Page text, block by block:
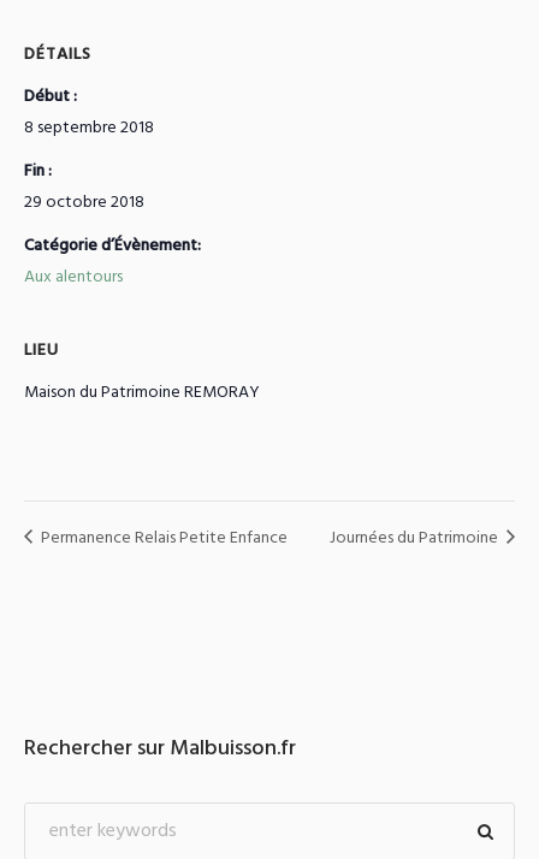
DÉTAILS
Début :
8 septembre 2018
Fin :
29 octobre 2018
Catégorie d’Évènement:
Aux alentours
LIEU
Maison du Patrimoine REMORAY
Permanence Relais Petite Enfance Journées du Patrimoine
Rechercher sur Malbuisson.fr